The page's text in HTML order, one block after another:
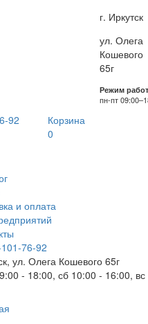
г. Иркутск
ул. Олега
Кошевого
65г
Режим
пн-пт
92
Корзина
0
и оплата
76-92
ул. Олега Кошевого 65г
- 18:00, сб 10:00 - 16:00,